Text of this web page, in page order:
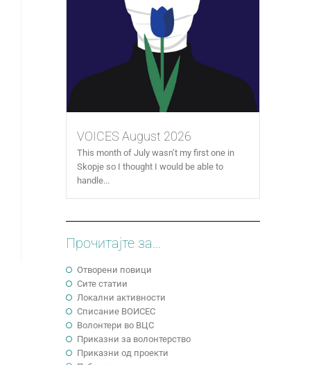
VOICES August 2026
This month of July wasn’t my first one in
Skopje so I thought I would be able to
handle...
Прочитајте за...
Отворени повици
Сите статии
Локални активности
Cписание ВОИСЕС
Волонтери во ВЦС
Приказни за волонтерство
Приказни од проекти